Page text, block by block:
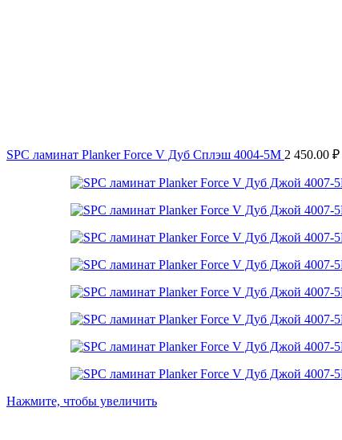
SPC ламинат Planker Force V Дуб Сплэш 4004-5М 2 450.00 ₽
Нажмите, чтобы увеличить